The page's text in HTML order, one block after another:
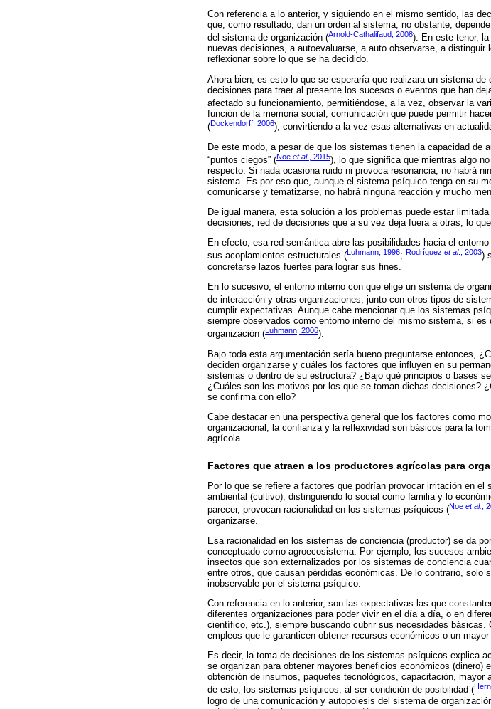
Con referencia a lo anterior, y siguiendo en el mismo sentido, las
que, como resultado, dan un orden al sistema; no obstante,
del sistema de organización (Arnold-Cathalifaud, 2008). En este tenor,
nuevas decisiones, a autoevaluarse, a auto observarse, a
reflexionar sobre lo que se ha decidido.
Ahora bien, es esto lo que se esperaría que realizara un sistema
decisiones para traer al presente los sucesos o eventos que han
afectado su funcionamiento, permitiéndose, a la vez, observar la
función de la memoria social, comunicación que puede permitir
(Dockendorff, 2006), convirtiendo a la vez esas alternativas en
De este modo, a pesar de que los sistemas tienen la capacidad de
“puntos ciegos” (Noe et al. , 2015), lo que significa que mientras algo
respecto. Si nada ocasiona ruido ni provoca resonancia, no habrá
sistema. Es por eso que, aunque el sistema psíquico tenga en su
comunicarse y tematizarse, no habrá ninguna reacción y mucho
De igual manera, esta solución a los problemas puede estar
decisiones, red de decisiones que a su vez deja fuera a otras, lo
En efecto, esa red semántica abre las posibilidades hacia el
sus acoplamientos estructurales ( Luhmann, 1996; Rodríguez et al., 2003)
concretarse lazos fuertes para lograr sus fines.
En lo sucesivo, el entorno interno con que elige un sistema de
de interacción y otras organizaciones, junto con otros tipos de
cumplir expectativas. Aunque cabe mencionar que los sistemas
siempre observados como entorno interno del mismo sistema, si
organización ( Luhmann, 2006).
Bajo toda esta argumentación sería bueno preguntarse entonces,
deciden organizarse y cuáles los factores que influyen en su
sistemas o dentro de su estructura? ¿Bajo qué principios o bases
¿Cuáles son los motivos por los que se toman dichas decisiones?
se confirma con ello?
Cabe destacar en una perspectiva general que los factores como
organizacional, la confianza y la reflexividad son básicos para la
agrícola.
Factores que atraen a los productores agrícolas para
Por lo que se refiere a factores que podrían provocar irritación en
ambiental (cultivo), distinguiendo lo social como familia y lo
parecer, provocan racionalidad en los sistemas psíquicos (Noe et al. ,
organizarse.
Esa racionalidad en los sistemas de conciencia (productor) se da
conceptuado como agroecosistema. Por ejemplo, los sucesos
insectos que son externalizados por los sistemas de conciencia
entre otros, que causan pérdidas económicas. De lo contrario,
inobservable por el sistema psíquico.
Con referencia en lo anterior, son las expectativas las que
diferentes organizaciones para poder vivir en el día a día, o en
científico, etc.), siempre buscando cubrir sus necesidades
empleos que le garanticen obtener recursos económicos o un
Es decir, la toma de decisiones de los sistemas psíquicos explica
se organizan para obtener mayores beneficios económicos
obtención de insumos, paquetes tecnológicos, capacitación,
de esto, los sistemas psíquicos, al ser condición de posibilidad (
logro de una comunicación y autopoiesis del sistema de